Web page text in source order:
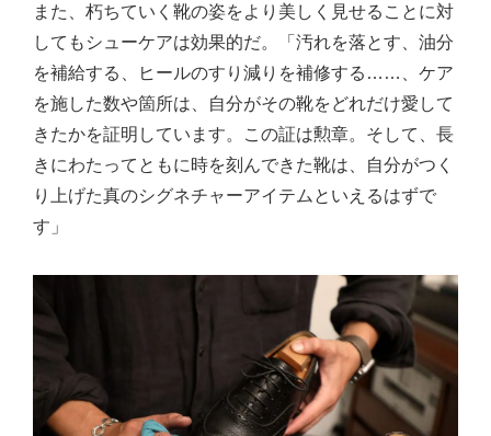
また、朽ちていく靴の姿をより美しく見せることに対
してもシューケアは効果的だ。「汚れを落とす、油分
を補給する、ヒールのすり減りを補修する……、ケア
を施した数や箇所は、自分がその靴をどれだけ愛して
きたかを証明しています。この証は勲章。そして、長
きにわたってともに時を刻んできた靴は、自分がつく
り上げた真のシグネチャーアイテムといえるはずで
す」